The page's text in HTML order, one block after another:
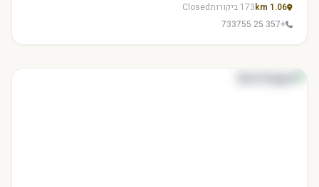
1.06 km 173 ביקורות
Closed
+357 25 733755